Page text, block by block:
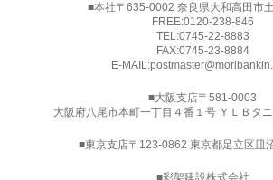
■本社〒635-0002 奈良県大和高田市
FREE:0120-238-846
TEL:0745-22-8883
FAX:0745-23-8884
E-MAIL:
■大阪支店〒581-0003
大阪府八尾市本町一丁目４番１号 ＹＬＢタ
■東京支店〒123-0862 東京都足立区皿
■彩架建設株式会社